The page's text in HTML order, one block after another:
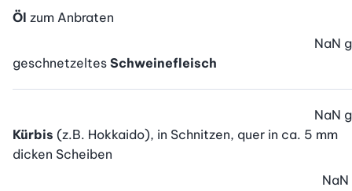
Öl zum Anbraten
geschnetzeltes Schweinefleisch
NaN g
Kürbis (z.B. Hokkaido), in Schnitzen, quer in ca. 5 mm
dicken Scheiben
NaN g
NaN